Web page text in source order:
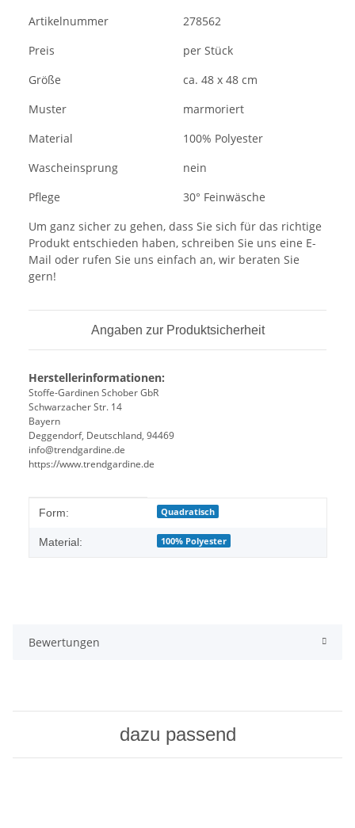
Artikelnummer
278562
Preis
per Stück
Größe
ca. 48 x 48 cm
Muster
marmoriert
Material
100% Polyester
Wascheinsprung
nein
Pflege
30° Feinwäsche
Um ganz sicher zu gehen, dass Sie sich für das richtige
Produkt entschieden haben, schreiben Sie uns eine E-
Mail oder rufen Sie uns einfach an, wir beraten Sie
gern!
Angaben zur Produktsicherheit
Herstellerinformationen:
Stoffe-Gardinen Schober GbR
Schwarzacher Str. 14
Bayern
Deggendorf, Deutschland, 94469
info@trendgardine.de
https://www.trendgardine.de
Produkteigenschaft
Wert
Form: Quadratisch
Material: 100% Polyester
Bewertungen
dazu passend